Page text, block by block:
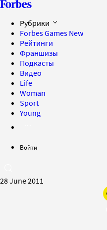
Рубрики
Forbes Games New
Рейтинги
Франшизы
Подкасты
Видео
Life
Woman
Sport
Young
Войти
28 June 2011